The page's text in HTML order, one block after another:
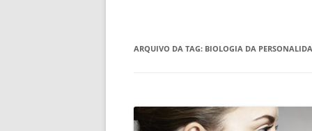
ARQUIVO DA TAG: BIOLOGIA DA